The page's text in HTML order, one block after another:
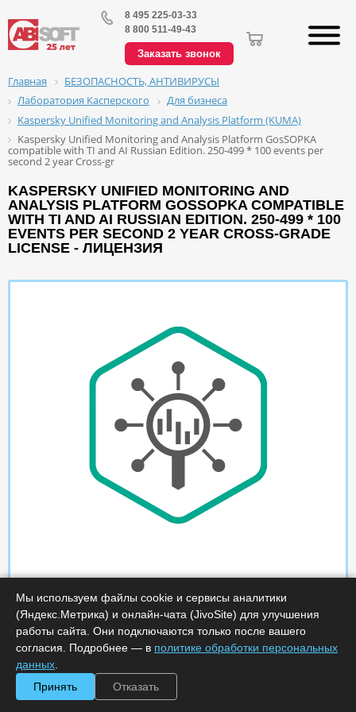
8 495 225-03-33
8 800 511-49-43
Заказать звонок
Главная
БЕЗОПАСНОСТЬ, АНТИВИРУСЫ
Лаборатория Касперского
Для бизнеса
Kaspersky Unified Monitoring and Analysis Platform (KUMA)
Kaspersky Unified Monitoring and Analysis Platform GosSOPKA
compatible with TI and AI Russian Edition. 250-499 * 100 events per
second 2 year Cross-gr
KASPERSKY UNIFIED MONITORING AND
ANALYSIS PLATFORM GOSSOPKA COMPATIBLE
WITH TI AND AI RUSSIAN EDITION. 250-499 * 100
EVENTS PER SECOND 2 YEAR CROSS-GRADE
LICENSE - ЛИЦЕНЗИЯ
Мы используем файлы cookie и сервисы аналитики
(Яндекс.Метрика) и онлайн-чата (JivoSite) для улучшения
работы сайта. Они подключаются только после вашего
согласия. Подробнее — в политике обработки персональных
данных
Принять
Отказать